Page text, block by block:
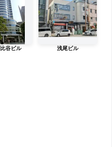
谷ビル 浅尾ビル